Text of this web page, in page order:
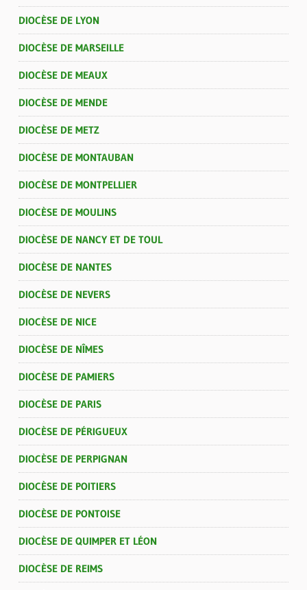
DIOCÈSE DE LYON
DIOCÈSE DE MARSEILLE
DIOCÈSE DE MEAUX
DIOCÈSE DE MENDE
DIOCÈSE DE METZ
DIOCÈSE DE MONTAUBAN
DIOCÈSE DE MONTPELLIER
DIOCÈSE DE MOULINS
DIOCÈSE DE NANCY ET DE TOUL
DIOCÈSE DE NANTES
DIOCÈSE DE NEVERS
DIOCÈSE DE NICE
DIOCÈSE DE NÎMES
DIOCÈSE DE PAMIERS
DIOCÈSE DE PARIS
DIOCÈSE DE PÉRIGUEUX
DIOCÈSE DE PERPIGNAN
DIOCÈSE DE POITIERS
DIOCÈSE DE PONTOISE
DIOCÈSE DE QUIMPER ET LÉON
DIOCÈSE DE REIMS